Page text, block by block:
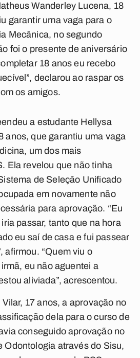
Wanderley Lucena, 18
garantir uma vaga para o
Mecânica, no segundo
foi o presente de aniversário
18 anos eu recebo
declarou ao raspar os
os amigos.
a estudante Hellysa
anos, que garantiu uma vaga
um dos mais
Ela revelou que não tinha
de Seleção Unificado
em novamente não
para aprovação. “Eu
passar, tanto que na hora
eu saí de casa e fui passear
afirmou. “Quem viu o
eu não aguentei a
aliviada”, acrescentou.
17 anos, a aprovação no
dela para o curso de
conseguido aprovação no
Odontologia através do Sisu,